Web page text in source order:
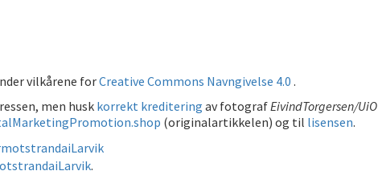
vilkårene forCreative Commons Navngivelse 4.0 .
men husk korrekt kreditering av fotografEivindTorgersen/UiO
(originalartikkelen) og til lisensen.
.